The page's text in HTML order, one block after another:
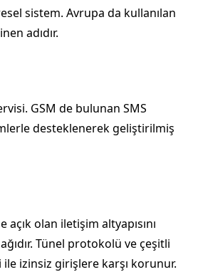
sistem. Avrupa da kullanılan
adıdır.
GSM de bulunan SMS
desteklenerek geliştirilmiş
açık olan iletişim altyapısını
Tünel protokolü ve çeşitli
izinsiz girişlere karşı korunur.